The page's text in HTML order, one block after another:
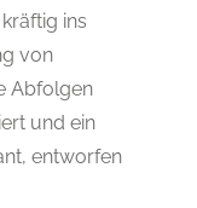
ins
von
Abfolgen
und ein
entworfen